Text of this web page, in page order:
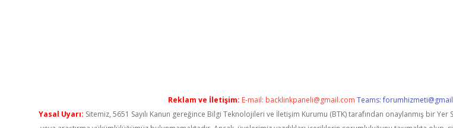
Reklam ve İletişim: E-mail: backlinkpaneli@gmail.com Teams:
Yasal Uyarı: Sitemiz, 5651 Sayılı Kanun gereğince Bilgi Teknolojileri ve İletişim Kurumu (BTK) tarafından onaylanmış bir